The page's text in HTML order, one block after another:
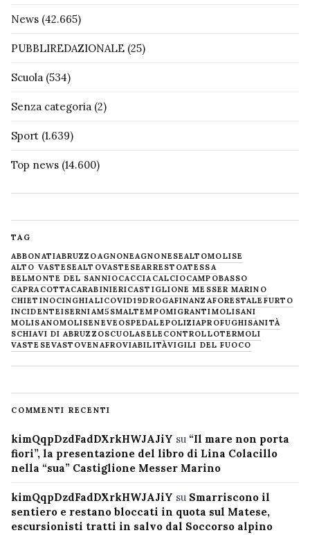
News (42.665)
PUBBLIREDAZIONALE (25)
Scuola (534)
Senza categoria (2)
Sport (1.639)
Top news (14.600)
TAG
ABBONATIABRUZZOAGNONEAGNONESEALTOMOLISE
ALTO VASTESEALTOVASTESEARRESTOATESSA
BELMONTE DEL SANNIOCACCIACALCIOCAMPOBASSO
CAPRACOTTACARABINIERICASTIGLIONE MESSER MARINO
CHIETINOCINGHIALICOVID19DROGAFINANZAFORESTALE FURTO
INCIDENTEISERNIAM5SMALTEMPOMIGRANTIMOLISANI
MOLISANOMOLISENEVE OSPEDALEPOLIZIAPROFUGHISANITÀ
SCHIAVI DI ABRUZZOSCUOLASELECONTROLLOTERMOLI
VASTESEVASTOVENAFROVIABILITÀVIGILI DEL FUOCO
COMMENTI RECENTI
kimQqpDzdFadDXrkHWJAJiY su “Il mare non porta
fiori”, la presentazione del libro di Lina Colacillo
nella “sua” Castiglione Messer Marino
kimQqpDzdFadDXrkHWJAJiY su Smarriscono il
sentiero e restano bloccati in quota sul Matese,
escursionisti tratti in salvo dal Soccorso alpino